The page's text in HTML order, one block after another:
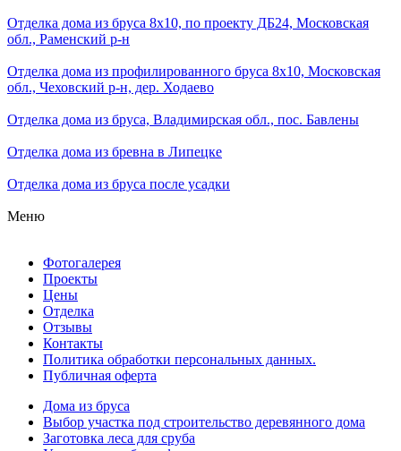
Отделка дома из бруса 8x10, по проекту ДБ24, Московская
обл., Раменский р-н
Отделка дома из профилированного бруса 8x10, Московская
обл., Чеховский р-н, дер. Ходаево
Отделка дома из бруса, Владимирская обл., пос. Бавлены
Отделка дома из бревна в Липецке
Отделка дома из бруса после усадки
Меню
Фотогалерея
Проекты
Цены
Отделка
Отзывы
Контакты
Политика обработки персональных данных.
Публичная оферта
Дома из бруса
Выбор участка под строительство деревянного дома
Заготовка леса для сруба